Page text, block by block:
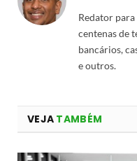
Redator para
centenas de
bancários,
e outros.
VEJA TAMBÉM